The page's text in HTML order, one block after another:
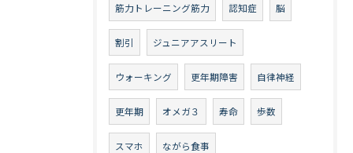
筋力トレーニング筋力 認知症 脳
割引 ジュニアアスリート
ウォーキング 更年期障害 自律神経
更年期 オメガ３ 寿命 歩数
スマホ ながら食事